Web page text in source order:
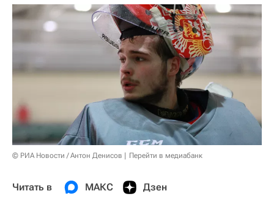
© РИА Новости / Антон Денисов Перейти в медиабанк
Читать в МАКС Дзен